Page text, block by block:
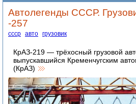
Автолегенды СССР.
-257
ссср авто грузовик
КрАЗ-219 — трёхосный грузовой
выпускавшийся Кременчугским
(КрАЗ)